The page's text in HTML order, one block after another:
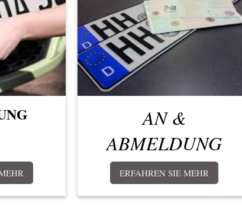
AN &
ABMELDUNG
ERFAHREN SIE MEHR